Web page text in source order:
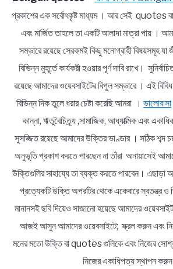
প্রকাশের এক সর্বোৎকৃষ্ট মাধ্যম । আর সেই quotes বা
এবং মার্জিত তাহলে তা একটি আলাদা মাত্রা পায় ।
সম্ভারে রয়েছে সেরকমই কিছু মনোগ্রাহী বিষয়সমূহ যা
বিভিন্ন মুহূর্তে কার্যকরী হওয়ার পূর্ণ দাবি রাখে।
রয়েছে আমাদের ওয়েবসাইটের বিপুল সম্ভারে । এই
বিভিন্ন দিক তুলে ধরার চেষ্টা করেছি আমরা । ভালোবাসা
কান্না, ঋতুবৈচিত্র্য ,সামাজিক, আধ্যাত্মিক এবং
সুসজ্জিত রয়েছে আমাদের উক্তির ভাণ্ডার । সঠিক শব্দ
অনুভূতি প্রকাশ করতে পারছেন না তাঁরা অনায়াসেই
উক্তিগুলির সাহায্যে তা ব্যক্ত করতে পারবেন। এছাড়া
প্রত্যেকটি উক্তি অপরটির থেকে একেবারে স্বতন্ত্র
মানানসই ছবি দিয়েও সাজানো হয়েছে আমাদের
আজই আসুন আমাদের ওয়েবসাইটে; স্ক্রল করুন এবং
মনের মতো উক্তি বা quotes গুলিকে এবং নিজের
নিজের একাধিপত্য স্থাপন